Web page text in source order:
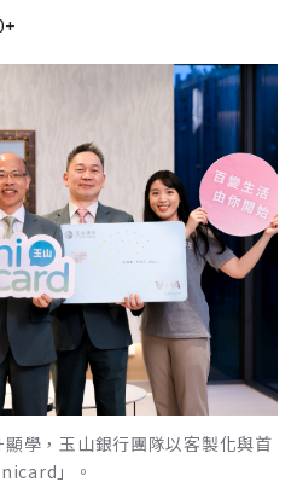
學，玉山銀行團隊以客製化與首
」。